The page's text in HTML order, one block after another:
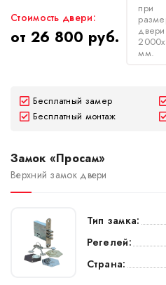
Стоимость двери:
от 26 800 руб.
при
двери
мм.
Бесплатный замер
Бесплатный монтаж
Замок «Просам»
Верхний замок двери
Тип замка:
Регелей:
Страна: